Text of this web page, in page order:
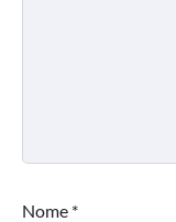
Nome *